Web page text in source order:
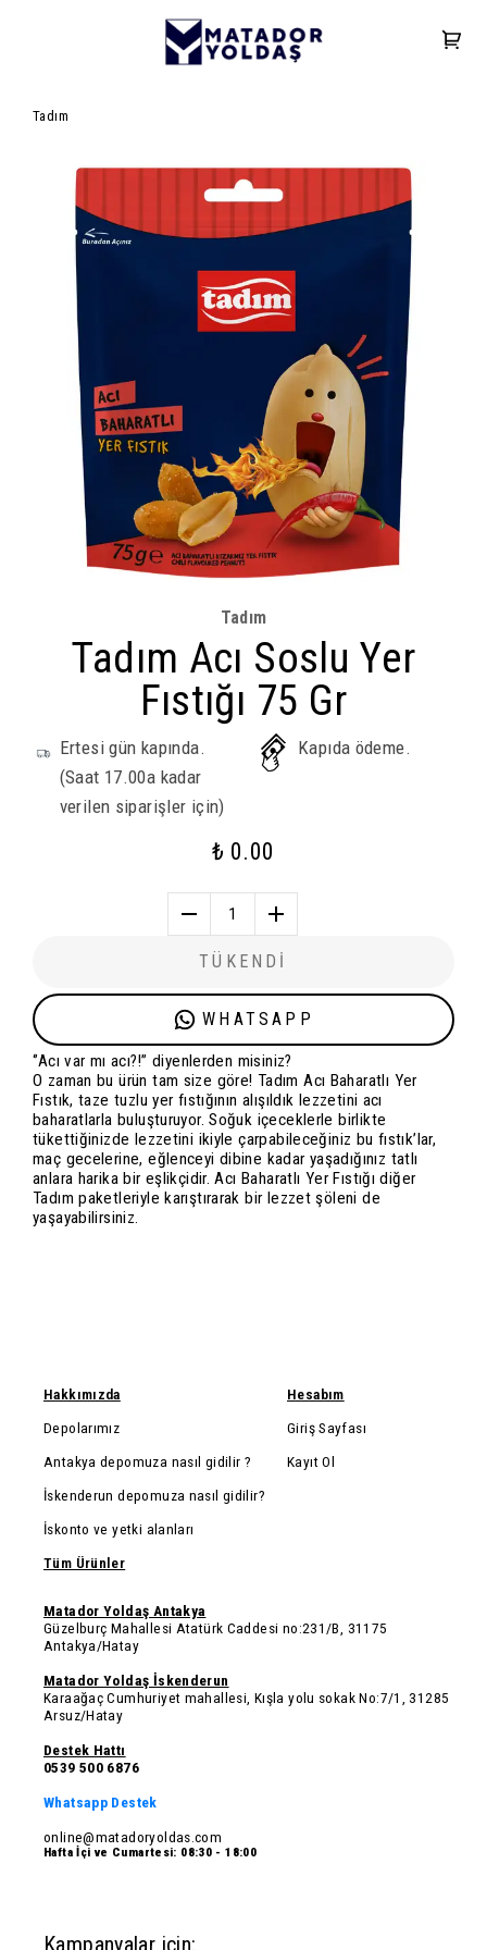
Tadım
Tadım
Tadım Acı Soslu Yer
Fıstığı 75 Gr
Ertesi gün kapında.
(Saat 17.00a kadar
verilen siparişler için)
Kapıda ödeme.
₺ 0.00
1
TÜKENDİ
WHATSAPP
‘’Acı var mı acı?!’’ diyenlerden misiniz?
O zaman bu ürün tam size göre! Tadım Acı Baharatlı Yer
Fıstık, taze tuzlu yer fıstığının alışıldık lezzetini acı
baharatlarla buluşturuyor. Soğuk içeceklerle birlikte
tükettiğinizde lezzetini ikiyle çarpabileceğiniz bu fıstık’lar,
maç gecelerine, eğlenceyi dibine kadar yaşadığınız tatlı
anlara harika bir eşlikçidir. Acı Baharatlı Yer Fıstığı diğer
Tadım paketleriyle karıştırarak bir lezzet şöleni de
yaşayabilirsiniz.
Hakkımızda
Depolarımız
Antakya depomuza nasıl gidilir ?
İskenderun depomuza nasıl gidilir?
İskonto ve yetki alanları
Hesabım
Giriş Sayfası
Kayıt Ol
Tüm Ürünler
Matador Yoldaş Antakya
Güzelburç Mahallesi Atatürk Caddesi no:231/B, 31175
Antakya/Hatay
Matador Yoldaş İskenderun
Karaağaç Cumhuriyet mahallesi, Kışla yolu sokak No:7/1, 31285
Arsuz/Hatay
Destek Hattı
0539 500 6876
Whatsapp Destek
online@matadoryoldas.com
Hafta İçi ve Cumartesi: 08:30 - 18:00